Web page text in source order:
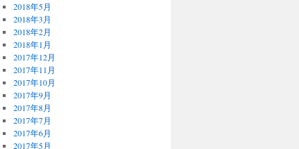
2018年5月
2018年3月
2018年2月
2018年1月
2017年12月
2017年11月
2017年10月
2017年9月
2017年8月
2017年7月
2017年6月
2017年5月